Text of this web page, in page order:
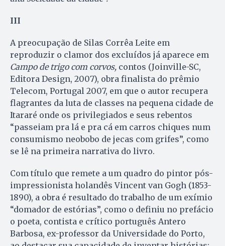
III
A preocupação de Silas Corrêa Leite em
reproduzir o clamor dos excluídos já aparece em
Campo de trigo com corvos, contos (Joinville-SC,
Editora Design, 2007), obra finalista do prêmio
Telecom, Portugal 2007, em que o autor recupera
flagrantes da luta de classes na pequena cidade de
Itararé onde os privilegiados e seus rebentos
“passeiam pra lá e pra cá em carros chiques num
consumismo neobobo de jecas com grifes”, como
se lê na primeira narrativa do livro.
Com título que remete a um quadro do pintor pós-
impressionista holandês Vincent van Gogh (1853-
1890), a obra é resultado do trabalho de um exímio
“domador de estórias”, como o definiu no prefácio
o poeta, contista e crítico português Antero
Barbosa, ex-professor da Universidade do Porto,